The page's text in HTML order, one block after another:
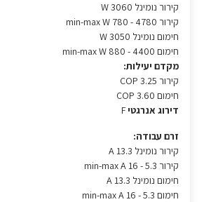
קירור נומינל W 3060
קירור min-max W 780 - 4780
חימום נומינל W 3050
חימום min-max W 880 - 4400
מקדם יעילות:
קירור COP 3.25
חימום COP 3.60
דירוג אנרגטי
זרם עבודה:
קירור נומינל A 13.3
קירור min-max A 16 - 5.3
חימום נומינל A 13.3
חימום min-max A 16 - 5.3